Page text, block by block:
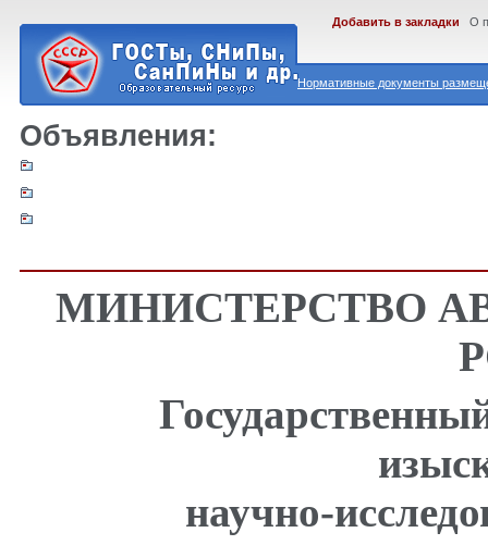
Нормативные документы
Добавить в закладки О
Объявления:
МИНИСТЕРСТВО
научно-